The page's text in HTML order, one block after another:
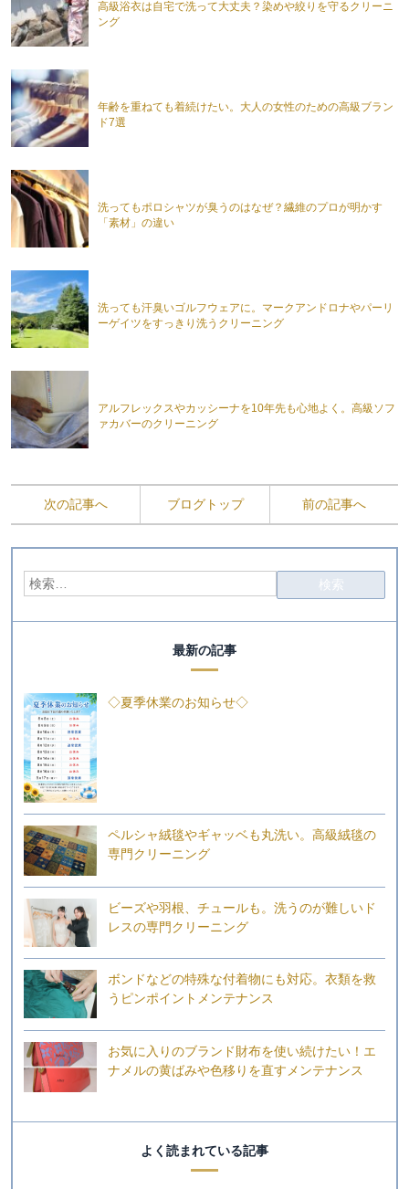
高級浴衣は自宅で洗って大丈夫？染めや絞りを守るクリーニ
ング
年齢を重ねても着続けたい。大人の女性のための高級ブラン
ド7選
洗ってもポロシャツが臭うのはなぜ？繊維のプロが明かす
「素材」の違い
洗っても汗臭いゴルフウェアに。マークアンドロナやパーリ
ーゲイツをすっきり洗うクリーニング
アルフレックスやカッシーナを10年先も心地よく。高級ソフ
ァカバーのクリーニング
次の記事へ ブログトップ 前の記事へ
最新の記事
◇夏季休業のお知らせ◇
ペルシャ絨毯やギャッベも丸洗い。高級絨毯の
専門クリーニング
ビーズや羽根、チュールも。洗うのが難しいド
レスの専門クリーニング
ボンドなどの特殊な付着物にも対応。衣類を救
うピンポイントメンテナンス
お気に入りのブランド財布を使い続けたい！エ
ナメルの黄ばみや色移りを直すメンテナンス
よく読まれている記事